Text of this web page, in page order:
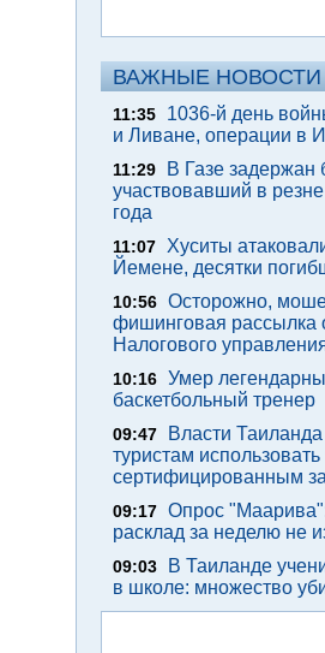
ВАЖНЫЕ НОВОСТИ
11:35
1036-й день
и Ливане, операции в
11:29
В Газе задержан
участвовавший в
года
11:07
Хуситы
Йемене, десятки
10:56 Осторожно,
фишинговая рассылка
Налогового
10:16 Умер
баскетбольный тренер
09:47
Власти
туристам
сертифицированным
09:17 Опрос
расклад за неделю не
09:03
В Таиланде
в школе: множество